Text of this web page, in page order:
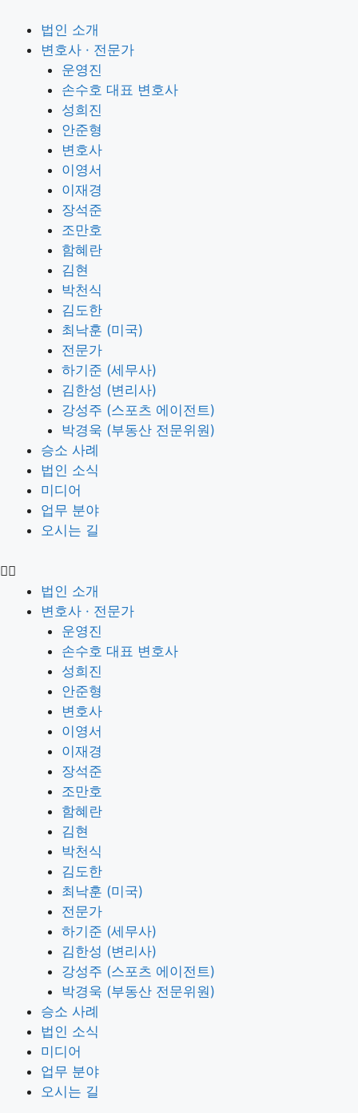
법인 소개
변호사 · 전문가
운영진
손수호 대표 변호사
성희진
안준형
변호사
이영서
이재경
장석준
조만호
함혜란
김현
박천식
김도한
최낙훈 (미국)
전문가
하기준 (세무사)
김한성 (변리사)
강성주 (스포츠 에이전트)
박경욱 (부동산 전문위원)
승소 사례
법인 소식
미디어
업무 분야
오시는 길
법인 소개
변호사 · 전문가
운영진
손수호 대표 변호사
성희진
안준형
변호사
이영서
이재경
장석준
조만호
함혜란
김현
박천식
김도한
최낙훈 (미국)
전문가
하기준 (세무사)
김한성 (변리사)
강성주 (스포츠 에이전트)
박경욱 (부동산 전문위원)
승소 사례
법인 소식
미디어
업무 분야
오시는 길